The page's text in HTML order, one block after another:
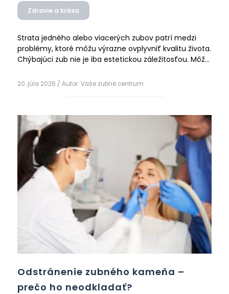
Zdravie a krása
Strata jedného alebo viacerých zubov patrí medzi
problémy, ktoré môžu výrazne ovplyvniť kvalitu života.
Chýbajúci zub nie je iba estetickou záležitosťou. Môže
ostatných zubov aj celkové zdravie ústnej dutiny...
20. júla 2026 / Autor: Vaše zubné centrum
Odstránenie zubného kameňa –
prečo ho neodkladať?